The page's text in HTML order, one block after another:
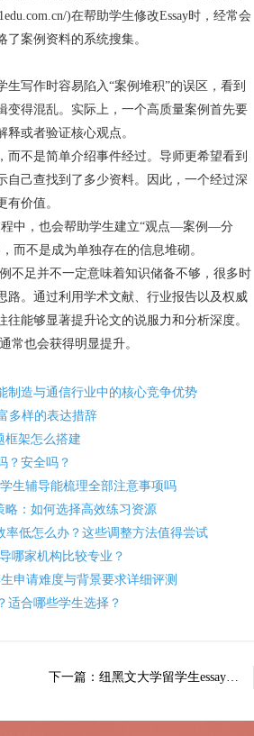
)在帮助学生修改Essay时，经常会
案例资料的系统搜集。
写作时容易陷入“案例堆积”的误区，看到
变得混乱。实际上，一个高质量案例首先要
或者验证核心观点。
不是简单介绍事件经过。导师更希望看到
己查找到了多少资料。因此，一个经过深
价值。
程中，也会帮助学生建立“观点—案例—分
而不是成为单独存在的信息堆砌。
足并不一定意味着知识储备不够，很多时
路。通过利用学术文献、行业报告以及权威
能够显著提升论文的说服力和分析深度。
常也会获得明显提升。
制造与通信行业中的核心竞争优势
多样的表达措辞
框架怎么搭建
？安全吗？
生辅导能梳理全部注意事项吗
略：如何选择高效练习资源
率低怎么办？这些调整方法值得尝试
哪家机构比较专业？
申请难度与背景要求详细评测
适合哪些学生选择？
下一篇 ：纽黑文大学留学生essay引用格式屡屡出…